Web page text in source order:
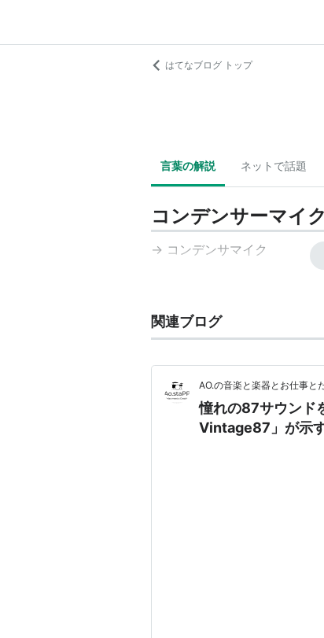
はてなブログ トップ
言葉の解説 ネットで話題
コンデンサーマイク
→ コンデンサマイク
関連ブログ
AO.の音楽と楽器とお仕事と
憧れの87サウン
Vintage87」が示